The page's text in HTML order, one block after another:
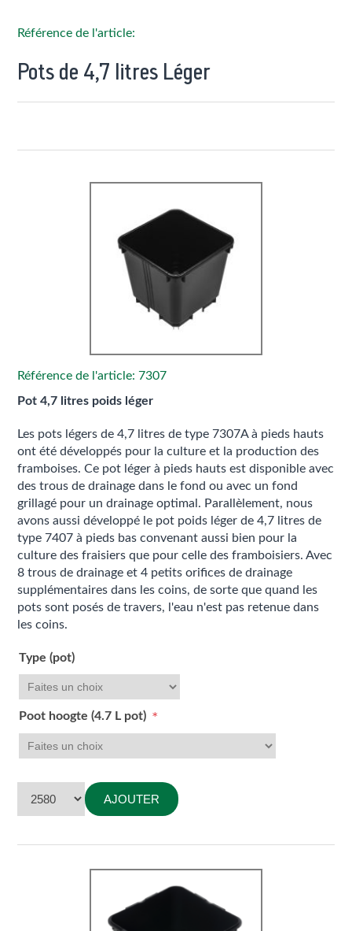
Référence de l'article:
Pots de 4,7 litres Léger
Référence de l'article: 7307
Pot 4,7 litres poids léger
Les pots légers de 4,7 litres de type 7307A à pieds hauts
ont été développés pour la culture et la production des
framboises. Ce pot léger à pieds hauts est disponible avec
des trous de drainage dans le fond ou avec un fond
grillagé pour un drainage optimal. Parallèlement, nous
avons aussi développé le pot poids léger de 4,7 litres de
type 7407 à pieds bas convenant aussi bien pour la
culture des fraisiers que pour celle des framboisiers. Avec
8 trous de drainage et 4 petits orifices de drainage
supplémentaires dans les coins, de sorte que quand les
pots sont posés de travers, l'eau n'est pas retenue dans
les coins.
Type (pot)
Poot hoogte (4.7 L pot) *
AJOUTER